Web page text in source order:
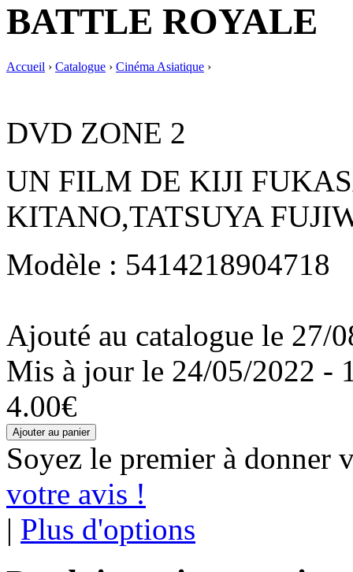
BATTLE ROYALE
Accueil › Catalogue › Cinéma Asiatique ›
DVD ZONE 2
UN FILM DE KIJI
KITANO,TATSUYA
Modèle : 5414218904718
Ajouté au catalogue le 27/
Mis à jour le 24/05/2022 -
4.00€
Soyez le premier à donner
votre avis !
| Plus d'options